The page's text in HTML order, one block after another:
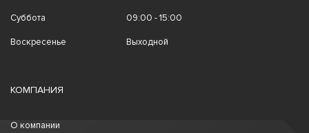
Суббота 09:00 - 15:00
Воскресенье Выходной
КОМПАНИЯ
О компании